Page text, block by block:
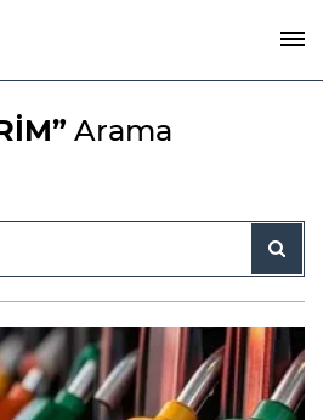
Arama